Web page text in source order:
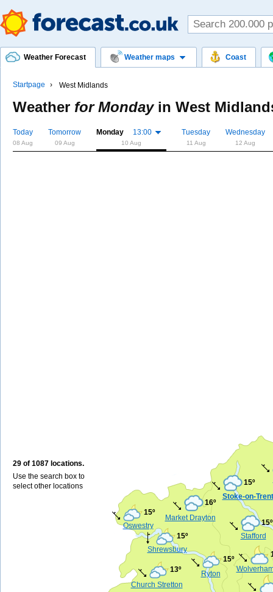
Weather Forecast Weather maps Coast
Startpage West Midlands
Weather for Mondayin West
Today
08 Aug
Tomorrow
09 Aug
Monday 13:00
10 Aug
Tuesday
11 Aug
Wednesday
12 Aug
29 of 1087 locations.
Use the search box to
select other locations
Stoke-on-Trent
15º
Shrewsbury
15º Stafford
15º
Oswestry
15º
Ryton
15º
Market Drayton
16º
Church Stretton
13º